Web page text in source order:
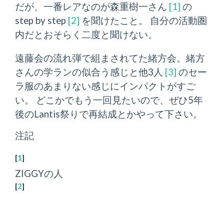
だが、一番レアなのが森重樹一さん [1] の
step by step [2] を聞けたこと。 自分の活動圏
内だとおそらく二度と聞けない。
遠藤会の流れ弾で組まされてた緒方会。緒方
さんの学ランの似合う感じと他3人 [3] のセー
ラ服のあまりない感じにインパクトがすご
い。 どこかでもう一回見たいので、ぜひ5年
後のLantis祭りで再結成とかやって下さい。
注記
[1]
ZIGGYの人
[2]